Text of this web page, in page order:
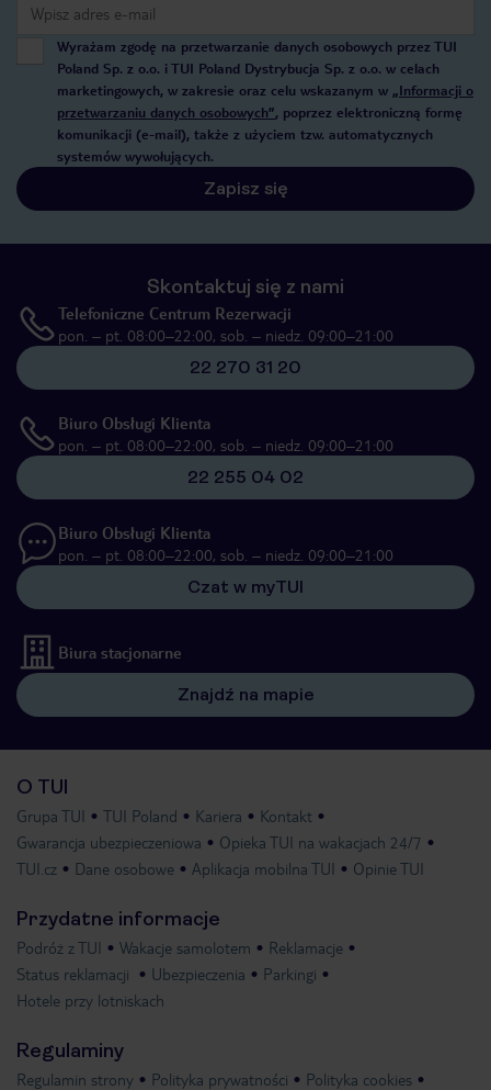
Wyrażam zgodę na przetwarzanie danych osobowych przez TUI
Poland Sp. z o.o. i TUI Poland Dystrybucja Sp. z o.o. w celach
marketingowych, w zakresie oraz celu wskazanym w „Informacji o
przetwarzaniu danych osobowych”, poprzez elektroniczną formę
komunikacji (e-mail), także z użyciem tzw. automatycznych
systemów wywołujących.
Zapisz się
Skontaktuj się z nami
Telefoniczne Centrum Rezerwacji
pon. – pt. 08:00–22:00, sob. – niedz. 09:00–21:00
22 270 31 20
Biuro Obsługi Klienta
pon. – pt. 08:00–22:00, sob. – niedz. 09:00–21:00
22 255 04 02
Biuro Obsługi Klienta
pon. – pt. 08:00–22:00, sob. – niedz. 09:00–21:00
Czat w myTUI
Biura stacjonarne
Znajdź na mapie
O TUI
Grupa TUI TUI Poland Kariera
Kontakt
Gwarancja ubezpieczeniowa
Opieka TUI na wakacjach 24/7
TUI.cz
Dane osobowe Aplikacja mobilna TUI Opinie TUI
Przydatne informacje
Podróż z TUI Wakacje samolotem
Reklamacje
Status reklamacji
Ubezpieczenia
Parkingi
Hotele przy lotniskach
Regulaminy
Regulamin strony Polityka prywatności Polityka cookies